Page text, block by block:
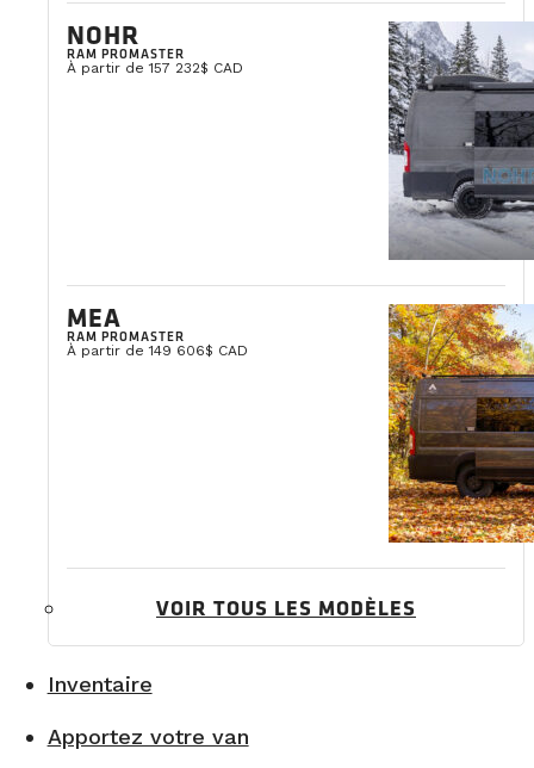
NOHR
RAM PROMASTER
À partir de 157 232$ CAD
MEA
RAM PROMASTER
À partir de 149 606$ CAD
VOIR TOUS LES MODÈLES
Inventaire
Apportez votre van